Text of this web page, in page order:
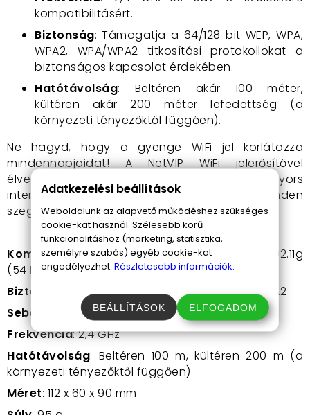
kompatibilitásért.
Biztonság: Támogatja a 64/128 bit WEP, WPA,
WPA2, WPA/WPA2 titkosítási protokollokat a
biztonságos kapcsolat érdekében.
Hatótávolság: Beltéren akár 100 méter,
kültéren akár 200 méter lefedettség (a
környezeti tényezőktől függően).
Ne hagyd, hogy a gyenge WiFi jel korlátozza
mindennapjaidat! A NetVIP WiFi jelerősítővel
élvezheted a megbízható és gyors
internetkapcsolatot otthonod vagy irodád minden
szegletében.
Kompatibilis szabványok: 802.11b (11 Mbps), 802.11g
(54 Mbps), 802.11n (300 Mbps)
Biztonság
: 64/128 bit WEP, WPA, WPA2, WPA/WPA2
Sebesség
: 11 / 54 / 300Mbit/s
Frekvencia: 2,4 GHz
Hatótávolság: Beltéren 100 m, kültéren 200 m (a
környezeti tényezőktől függően)
Méret: 112 x 60 x 90 mm
Adatkezelési beállítások
Weboldalunk az alapvető működéshez szükséges
cookie-kat használ. Szélesebb körű
funkcionalitáshoz (marketing, statisztika,
személyre szabás) egyéb cookie-kat
engedélyezhet. Részletesebb információk.
BEÁLLÍTÁSOK ELFOGADOM